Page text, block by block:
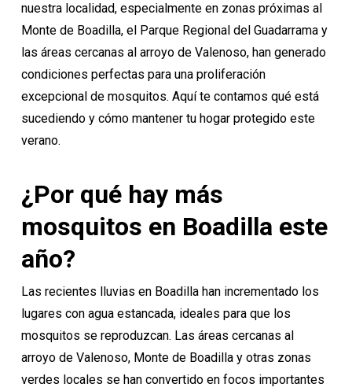
nuestra localidad, especialmente en zonas próximas al
Monte de Boadilla, el Parque Regional del Guadarrama y
las áreas cercanas al arroyo de Valenoso, han generado
condiciones perfectas para una proliferación
excepcional de mosquitos. Aquí te contamos qué está
sucediendo y cómo mantener tu hogar protegido este
verano.
¿Por qué hay más
mosquitos en Boadilla este
año?
Las recientes lluvias en Boadilla han incrementado los
lugares con agua estancada, ideales para que los
mosquitos se reproduzcan. Las áreas cercanas al
arroyo de Valenoso, Monte de Boadilla y otras zonas
verdes locales se han convertido en focos importantes